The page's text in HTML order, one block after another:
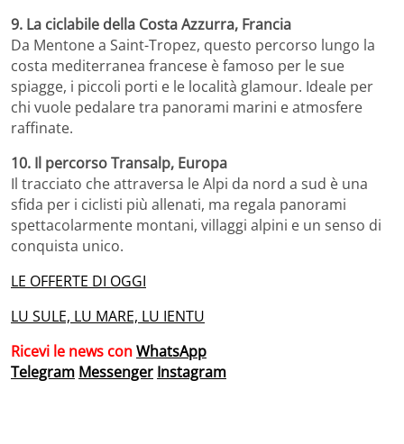
9. La ciclabile della Costa Azzurra, Francia
Da Mentone a Saint-Tropez, questo percorso lungo la
costa mediterranea francese è famoso per le sue
spiagge, i piccoli porti e le località glamour. Ideale per
chi vuole pedalare tra panorami marini e atmosfere
raffinate.
10. Il percorso Transalp, Europa
Il tracciato che attraversa le Alpi da nord a sud è una
sfida per i ciclisti più allenati, ma regala panorami
spettacolarmente montani, villaggi alpini e un senso di
conquista unico.
LE OFFERTE DI OGGI
LU SULE, LU MARE, LU IENTU
Ricevi le news conWhatsApp
Telegram Messenger Instagram